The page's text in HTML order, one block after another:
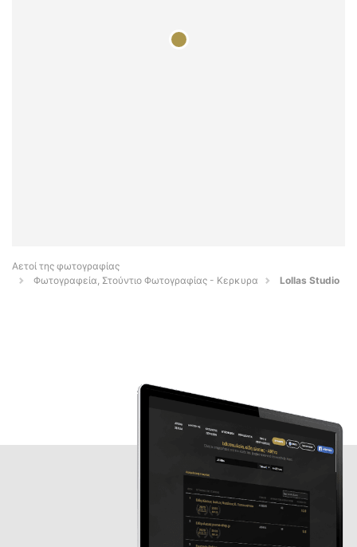
Αετοί της φωτογραφίας
Φωτογραφεία, Στούντιο Φωτογραφίας - Κερκυρα
Lollas Studio